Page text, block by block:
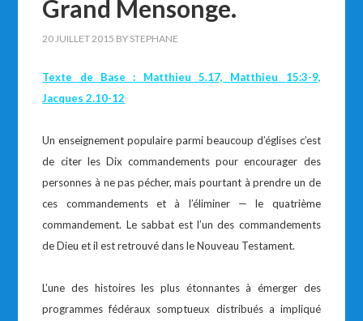
Grand Mensonge.
20 JUILLET 2015 BY STEPHANE
Texte de Base : Matthieu 5.17, Matthieu 15:3-9,
Jacques 2.10-12
Un enseignement populaire parmi beaucoup d’églises c’est
de citer les Dix commandements pour encourager des
personnes à ne pas pécher, mais pourtant à prendre un de
ces commandements et à l’éliminer — le quatrième
commandement. Le sabbat est l’un des commandements
de Dieu et il est retrouvé dans le Nouveau Testament.
L’une des histoires les plus étonnantes à émerger des
programmes fédéraux somptueux distribués a impliqué